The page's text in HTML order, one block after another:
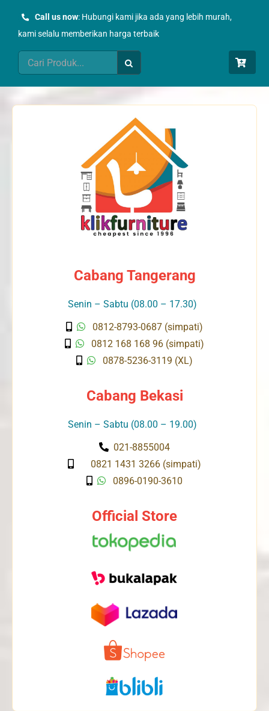
Call us now: Hubungi kami jika ada yang lebih murah,
kami selalu memberikan harga terbaik
Search
for:
Cabang Tangerang
Senin – Sabtu (08.00 – 17.30)
0812-8793-0687 (simpati)
0812 168 168 96 (simpati)
0878-5236-3119 (XL)
Cabang Bekasi
Senin – Sabtu (08.00 – 19.00)
021-8855004
0821 1431 3266 (simpati)
0896-0190-3610
Official Store